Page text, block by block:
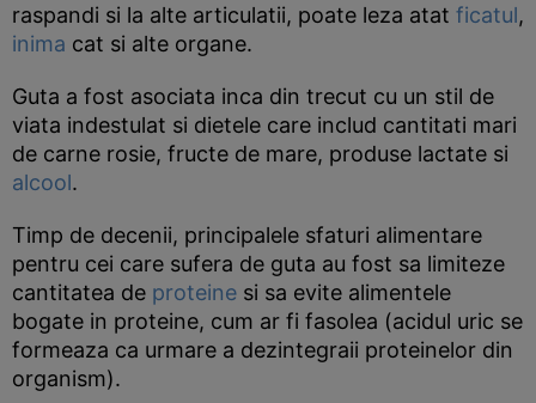
raspandi si la alte articulatii, poate leza atat ficatul,
inima cat si alte organe.
Guta a fost asociata inca din trecut cu un stil de
viata indestulat si dietele care includ cantitati mari
de carne rosie, fructe de mare, produse lactate si
alcool.
Timp de decenii, principalele sfaturi alimentare
pentru cei care sufera de guta au fost sa limiteze
cantitatea de proteine si sa evite alimentele
bogate in proteine, cum ar fi fasolea (acidul uric se
formeaza ca urmare a dezintegraii proteinelor din
organism).